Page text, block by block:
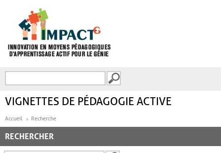
FORMULAIRE DE
VIGNETTES DE PÉDAGOGIE ACTIVE
Accueil Recherche
RECHERCHER